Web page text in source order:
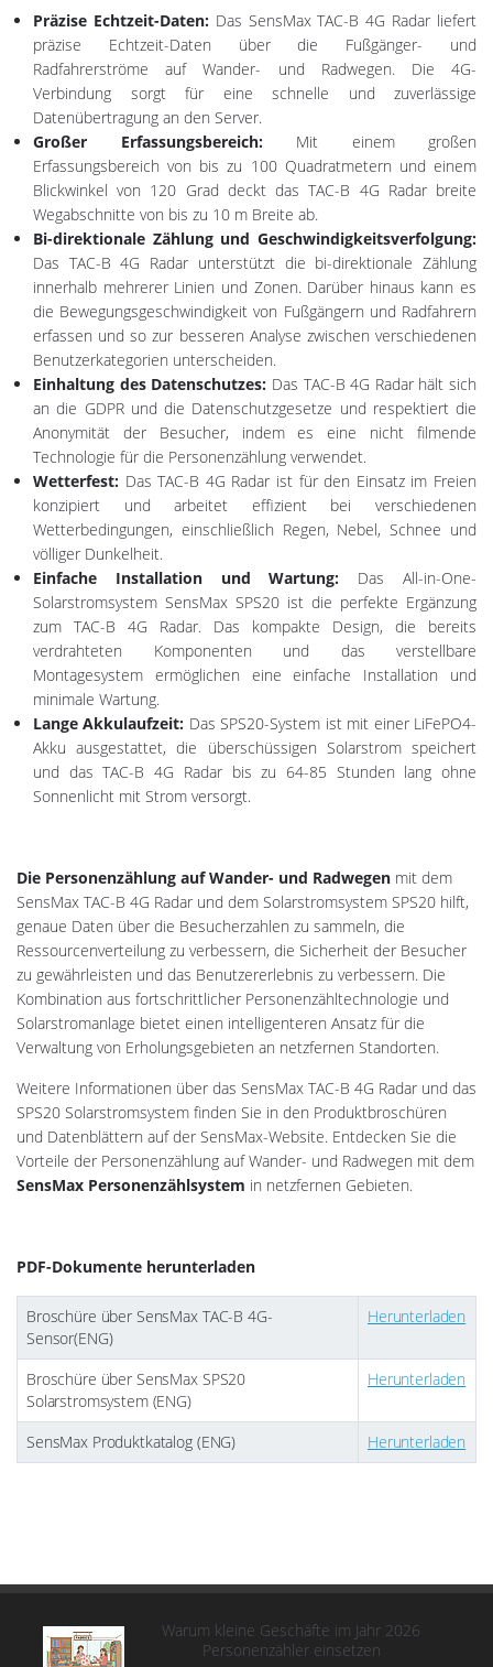
Präzise Echtzeit-Daten: Das SensMax TAC-B 4G Radar liefert
präzise Echtzeit-Daten über die Fußgänger- und
Radfahrerströme auf Wander- und Radwegen. Die 4G-
Verbindung sorgt für eine schnelle und zuverlässige
Datenübertragung an den Server.
Großer Erfassungsbereich: Mit einem großen
Erfassungsbereich von bis zu 100 Quadratmetern und einem
Blickwinkel von 120 Grad deckt das TAC-B 4G Radar breite
Wegabschnitte von bis zu 10 m Breite ab.
Bi-direktionale Zählung und Geschwindigkeitsverfolgung:
Das TAC-B 4G Radar unterstützt die bi-direktionale Zählung
innerhalb mehrerer Linien und Zonen. Darüber hinaus kann es
die Bewegungsgeschwindigkeit von Fußgängern und Radfahrern
erfassen und so zur besseren Analyse zwischen verschiedenen
Benutzerkategorien unterscheiden.
Einhaltung des Datenschutzes: Das TAC-B 4G Radar hält sich
an die GDPR und die Datenschutzgesetze und respektiert die
Anonymität der Besucher, indem es eine nicht filmende
Technologie für die Personenzählung verwendet.
Wetterfest: Das TAC-B 4G Radar ist für den Einsatz im Freien
konzipiert und arbeitet effizient bei verschiedenen
Wetterbedingungen, einschließlich Regen, Nebel, Schnee und
völliger Dunkelheit.
Einfache Installation und Wartung: Das All-in-One-
Solarstromsystem SensMax SPS20 ist die perfekte Ergänzung
zum TAC-B 4G Radar. Das kompakte Design, die bereits
verdrahteten Komponenten und das verstellbare
Montagesystem ermöglichen eine einfache Installation und
minimale Wartung.
Lange Akkulaufzeit: Das SPS20-System ist mit einer LiFePO4-
Akku ausgestattet, die überschüssigen Solarstrom speichert
und das TAC-B 4G Radar bis zu 64-85 Stunden lang ohne
Sonnenlicht mit Strom versorgt.
Die Personenzählung auf Wander- und Radwegen mit dem
SensMax TAC-B 4G Radar und dem Solarstromsystem SPS20 hilft,
genaue Daten über die Besucherzahlen zu sammeln, die
Ressourcenverteilung zu verbessern, die Sicherheit der Besucher
zu gewährleisten und das Benutzererlebnis zu verbessern. Die
Kombination aus fortschrittlicher Personenzähltechnologie und
Solarstromanlage bietet einen intelligenteren Ansatz für die
Verwaltung von Erholungsgebieten an netzfernen Standorten.
Weitere Informationen über das SensMax TAC-B 4G Radar und das
SPS20 Solarstromsystem finden Sie in den Produktbroschüren
und Datenblättern auf der SensMax-Website. Entdecken Sie die
Vorteile der Personenzählung auf Wander- und Radwegen mit dem
SensMax Personenzählsystem in netzfernen Gebieten.
PDF-Dokumente herunterladen
Broschüre über SensMax TAC-B 4G-
Sensor(ENG)
Herunterladen
Broschüre über SensMax SPS20
Solarstromsystem (ENG)
Herunterladen
SensMax Produktkatalog (ENG) Herunterladen
Warum kleine Geschäfte im Jahr 2026
Personenzähler einsetzen